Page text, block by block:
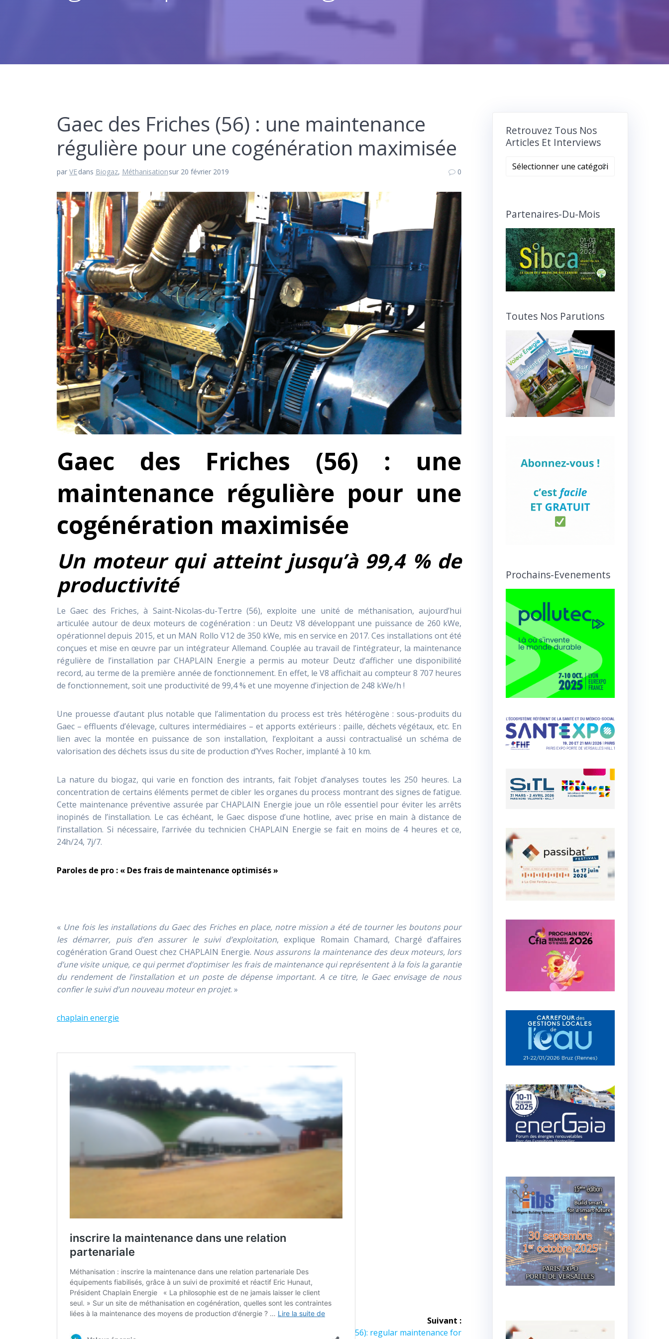
Gaec des Friches (56) : une maintenance
régulière pour une cogénération maximisée
parVEdans Biogaz, Méthanisationsur 20 février 2019 0
Gaec des Friches (56) : une
maintenance régulière pour une
cogénération maximisée
Un moteur qui atteint jusqu’à 99,4 % de
productivité
Le Gaec des Friches, à Saint-Nicolas-du-Tertre (56), exploite une unité de méthanisation, aujourd’hui
articulée autour de deux moteurs de cogénération : un Deutz V8 développant une puissance de 260 kWe,
opérationnel depuis 2015, et un MAN Rollo V12 de 350 kWe, mis en service en 2017. Ces installations ont été
conçues et mise en œuvre par un intégrateur Allemand. Couplée au travail de l’intégrateur, la maintenance
régulière de l’installation par CHAPLAIN Energie a permis au moteur Deutz d’afficher une disponibilité
record, au terme de la première année de fonctionnement. En effet, le V8 affichait au compteur 8 707 heures
de fonctionnement, soit une productivité de 99,4 % et une moyenne d’injection de 248 kWe/h !
Une prouesse d’autant plus notable que l’alimentation du process est très hétérogène : sous-produits du
Gaec – effluents d’élevage, cultures intermédiaires – et apports extérieurs : paille, déchets végétaux, etc. En
lien avec la montée en puissance de son installation, l’exploitant a aussi contractualisé un schéma de
valorisation des déchets issus du site de production d’Yves Rocher, implanté à 10 km.
La nature du biogaz, qui varie en fonction des intrants, fait l’objet d’analyses toutes les 250 heures. La
concentration de certains éléments permet de cibler les organes du process montrant des signes de fatigue.
Cette maintenance préventive assurée par CHAPLAIN Energie joue un rôle essentiel pour éviter les arrêts
inopinés de l’installation. Le cas échéant, le Gaec dispose d’une hotline, avec prise en main à distance de
l’installation. Si nécessaire, l’arrivée du technicien CHAPLAIN Energie se fait en moins de 4 heures et ce,
24h/24, 7j/7.
Paroles de pro : « Des frais de maintenance optimisés »
« Une fois les installations du Gaec des Friches en place, notre mission a été de tourner les boutons pour
les démarrer, puis d’en assurer le suivi d’exploitation, explique Romain Chamard, Chargé d’affaires
cogénération Grand Ouest chez CHAPLAIN Energie. Nous assurons la maintenance des deux moteurs, lors
d’une visite unique, ce qui permet d’optimiser les frais de maintenance qui représentent à la fois la garantie
du rendement de l’installation et un poste de dépense important. A ce titre, le Gaec envisage de nous
confier le suivi d’un nouveau moteur en projet. »
chaplain energie
Navigation
Article
inscrire la maintenance dans une relation
Suivant :
Gaec des Friches (56): regular maintenance for
Retrouvez Tous Nos
Articles Et Interviews
Retrouvez
et
Partenaires-Du-Mois
Toutes Nos Parutions
Prochains-Evenements